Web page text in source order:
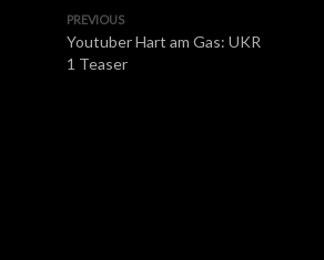
PREVIOUS
Youtuber Hart am Gas: UKR
1 Teaser